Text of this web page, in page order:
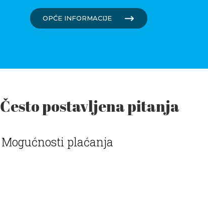
OPĆE INFORMACIJE
Često postavljena pitanja
Mogućnosti plaćanja